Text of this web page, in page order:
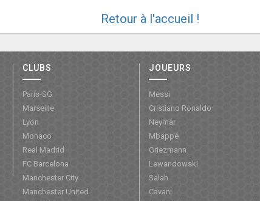
Retour à l'accueil !
CLUBS
Paris-SG
Marseille
Lyon
Monaco
Real Madrid
FC Barcelona
Manchester City
Manchester United
JOUEURS
Messi
Cristiano Ronaldo
Neymar
Mbappé
Griezmann
Lewandowski
Salah
Cavani